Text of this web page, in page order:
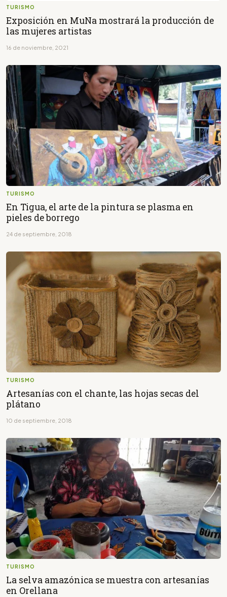
TURISMO
Exposición en MuNa mostrará la producción de
las mujeres artistas
16 de noviembre, 2021
TURISMO
En Tigua, el arte de la pintura se plasma en
pieles de borrego
24 de septiembre, 2018
TURISMO
Artesanías con el chante, las hojas secas del
plátano
10 de septiembre, 2018
TURISMO
La selva amazónica se muestra con artesanías
en Orellana